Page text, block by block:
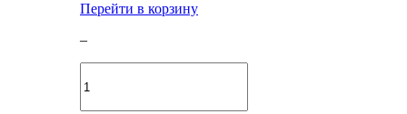
Перейти в корзину
–